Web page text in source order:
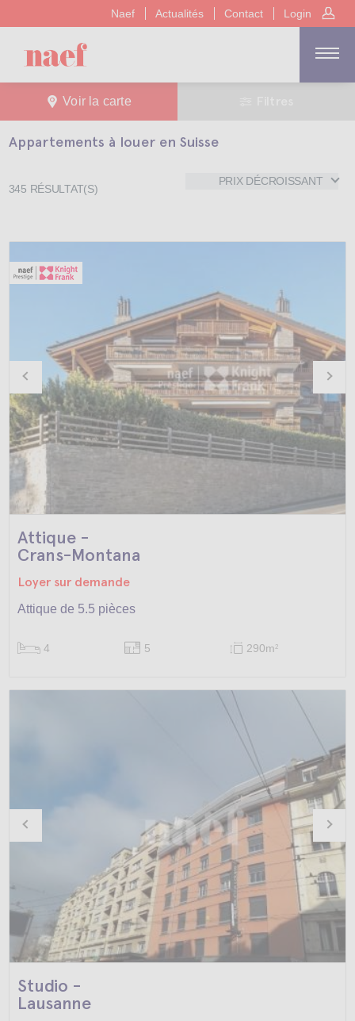
Naef Actualités Contact Login
Voir la carte
Appartements à louer en Suisse
345 RÉSULTAT(S)
PRIX DÉCROISSANT
Attique -
Crans-Montana
Loyer sur demande
Attique de 5.5 pièces
4 5 290m2
Studio -
Lausanne